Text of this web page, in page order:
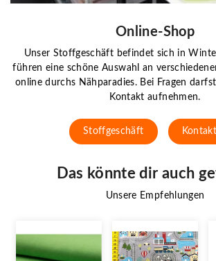
Online-Shop
Unser Stoffgeschäft befindet sich in
führen eine schöne Auswahl an
online durchs Nähparadies. Bei Fragen
Kontakt aufnehmen.
Stoffgeschäft Kontakt
Das könnte dir auch
Unsere Empfehlungen